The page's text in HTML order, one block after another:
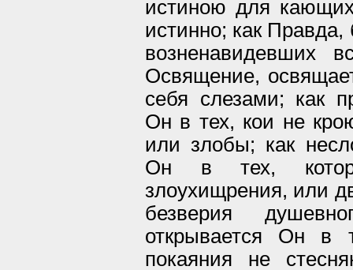
истиною для
истинно; как
возненавидевших
Освящение,
себя слезами; как
Он в тех, кои не
или злобы; как
Он в тех,
злоухищрения, или
безверия
открывается Он в
покаяния не